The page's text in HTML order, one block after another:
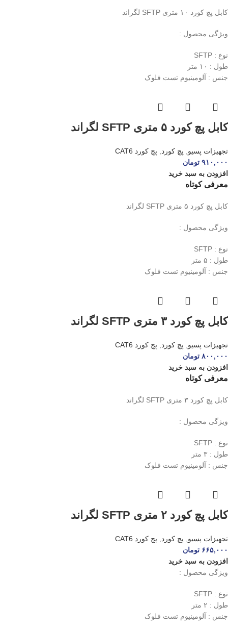
کابل پچ کورد ۱۰ متری SFTP لگراند
ویژگی محصول :
نوع : SFTP
طول : ۱۰ متر
جنس : آلومینیوم تست فلوک
کابل پچ کورد ۵ متری SFTP لگراند
تجهیزات پسیو پچ کورد
پچ کورد CAT6
۹۱۰,۰۰۰ تومان
افزودن به سبد خرید
معرفی کوتاه
کابل پچ کورد ۵ متری SFTP لگراند
ویژگی محصول :
نوع : SFTP
طول : ۵ متر
جنس : آلومینیوم تست فلوک
کابل پچ کورد ۳ متری SFTP لگراند
تجهیزات پسیو پچ کورد
پچ کورد CAT6
۸۰۰,۰۰۰ تومان
افزودن به سبد خرید
معرفی کوتاه
کابل پچ کورد ۳ متری SFTP لگراند
ویژگی محصول :
نوع : SFTP
طول : ۳ متر
جنس : آلومینیوم تست فلوک
کابل پچ کورد ۲ متری SFTP لگراند
تجهیزات پسیو پچ کورد
پچ کورد CAT6
۶۶۵,۰۰۰ تومان
افزودن به سبد خرید
ویژگی محصول :
نوع : SFTP
طول : ۲ متر
جنس : آلومینیوم تست فلوک